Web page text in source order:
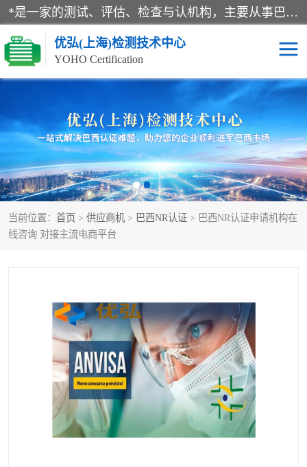
*是一家的测试、评估、检查与认机构，主要从事巴西NR10认证、NR12认证、NR13认证；ANATEL认证、INMTRO认证，欧盟CE认证：MD认证，PED认证，MID认证，ATEX认证，德国蓝色天使认证。
优弘(上海)检测技术中心
YOHO Certification
当前位置： 首页 > 供应商机 > 巴西NR认证 > 巴西NR认证申请机构在
线咨询 对接主流电商平台
RECYCLASS认证 NR10认证
NR12认证 NR13认证
ART认证 巴西NR认证
巴西认证 RETIE认证